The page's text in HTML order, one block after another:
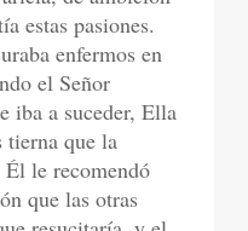
estas pasiones.
enfermos en
el Señor
iba a suceder, Ella
tierna que la
le recomendó
que las otras